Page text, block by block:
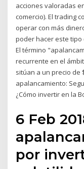
acciones valoradas
comercio). El trading
operar con más
poder hacer este tipo
El término
recurrente en el
sitúan a un precio de
apalancamiento:
¿Cómo invertir en la
6 Feb
por